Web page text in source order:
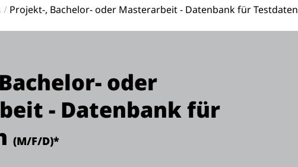
Projekt-, Bachelor- oder Masterarbeit - Datenbank für Testdaten
oder
- Datenbank für
(M/F/D)*